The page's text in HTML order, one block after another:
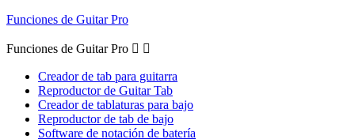
Funciones de Guitar Pro
Funciones de Guitar Pro  
Creador de tab para guitarra
Reproductor de Guitar Tab
Creador de tablaturas para bajo
Reproductor de tab de bajo
Software de notación de batería